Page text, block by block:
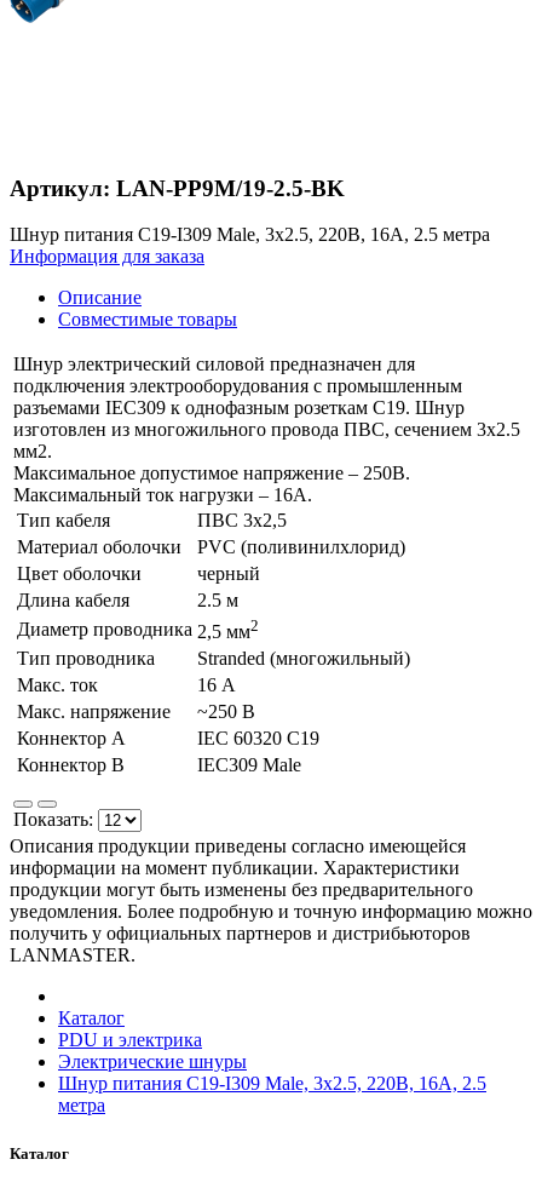
Артикул: LAN-PP9M/19-2.5-BK
Шнур питания C19-I309 Male, 3х2.5, 220В, 16А, 2.5 метра
Информация для заказа
Описание
Совместимые товары
Шнур электрический силовой предназначен для
подключения электрооборудования с промышленным
разъемами IEC309 к однофазным розеткам C19. Шнур
изготовлен из многожильного провода ПВС, сечением 3х2.5
мм2.
Максимальное допустимое напряжение – 250В.
Максимальный ток нагрузки – 16A.
Тип кабеля
ПВС 3х2,5
Материал оболочки
PVC (поливинилхлорид)
Цвет оболочки
черный
Длина кабеля
2.5 м
Диаметр проводника 2,5 мм2
Тип проводника
Stranded (многожильный)
Макс. ток
16 А
Макс. напряжение
~250 В
Коннектор А
IEC 60320 С19
Коннектор В
IEC309 Male
Показать:
Описания продукции приведены согласно имеющейся
информации на момент публикации. Характеристики
продукции могут быть изменены без предварительного
уведомления. Более подробную и точную информацию можно
получить у официальных партнеров и дистрибьюторов
LANMASTER.
Каталог
PDU и электрика
Электрические шнуры
Шнур питания C19-I309 Male, 3х2.5, 220В, 16А, 2.5
метра
Каталог